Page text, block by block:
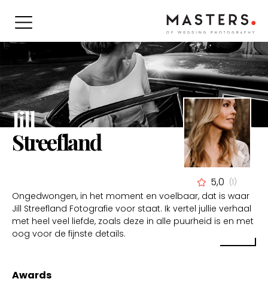
Jill
Streefland
5,0 (1)
Ongedwongen, in het moment en voelbaar, dat is waar
Jill Streefland Fotografie voor staat. Ik vertel jullie verhaal
met heel veel liefde, zoals deze in alle puurheid is en met
oog voor de fijnste details.
Awards